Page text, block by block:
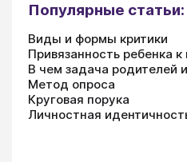
Популярные статьи:
Виды и формы критики
Привязанность ребенка к
В чем задача родителей
Метод опроса
Круговая порука
Личностная